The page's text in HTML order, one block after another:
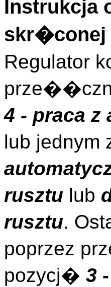
Instrukcja
skr�conej
Regulator
4 - praca
lub
rusztu lub
rusztu.
poprzez
pozycj� 3